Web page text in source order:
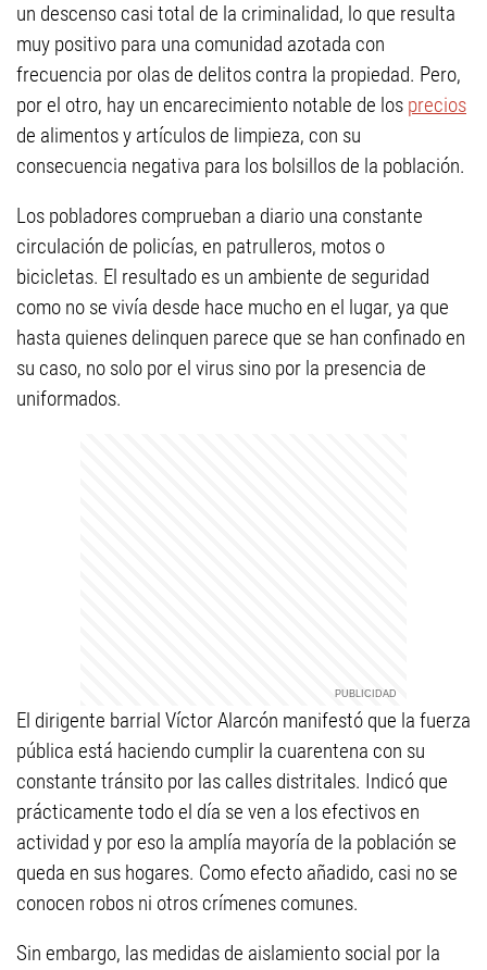
un descenso casi total de la criminalidad, lo que resulta
muy positivo para una comunidad azotada con
frecuencia por olas de delitos contra la propiedad. Pero,
por el otro, hay un encarecimiento notable de los precios
de alimentos y artículos de limpieza, con su
consecuencia negativa para los bolsillos de la población.
Los pobladores comprueban a diario una constante
circulación de policías, en patrulleros, motos o
bicicletas. El resultado es un ambiente de seguridad
como no se vivía desde hace mucho en el lugar, ya que
hasta quienes delinquen parece que se han confinado en
su caso, no solo por el virus sino por la presencia de
uniformados.
El dirigente barrial Víctor Alarcón manifestó que la fuerza
pública está haciendo cumplir la cuarentena con su
constante tránsito por las calles distritales. Indicó que
prácticamente todo el día se ven a los efectivos en
actividad y por eso la amplía mayoría de la población se
queda en sus hogares. Como efecto añadido, casi no se
conocen robos ni otros crímenes comunes.
Sin embargo, las medidas de aislamiento social por la